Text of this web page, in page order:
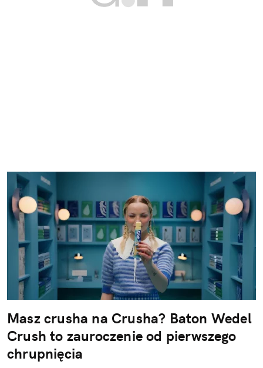
Masz crusha na Crusha? Baton Wedel
Crush to zauroczenie od pierwszego
chrupnięcia